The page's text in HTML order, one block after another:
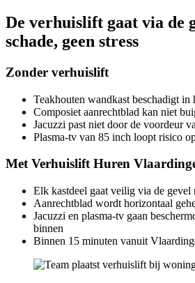
De verhuislift gaat via de
schade, geen stress
Zonder verhuislift
Teakhouten wandkast beschadigt in
Composiet aanrechtblad kan niet
Jacuzzi past niet door de voordeur
Plasma-tv van 85 inch loopt risico
Met Verhuislift Huren
Elk kastdeel gaat veilig via de gevel
Aanrechtblad wordt horizontaal
Jacuzzi en plasma-tv gaan
binnen
Binnen 15 minuten vanuit